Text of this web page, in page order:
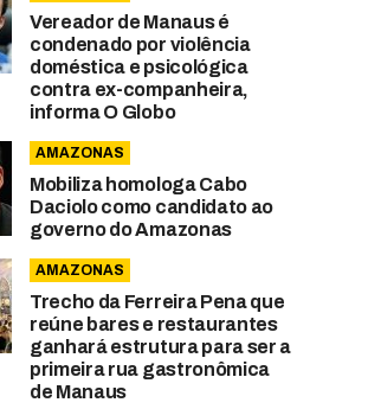
Vereador de Manaus é
condenado por violência
doméstica e psicológica
contra ex-companheira,
informa O Globo
AMAZONAS
Mobiliza homologa Cabo
Daciolo como candidato ao
governo do Amazonas
AMAZONAS
Trecho da Ferreira Pena que
reúne bares e restaurantes
ganhará estrutura para ser a
primeira rua gastronômica
de Manaus